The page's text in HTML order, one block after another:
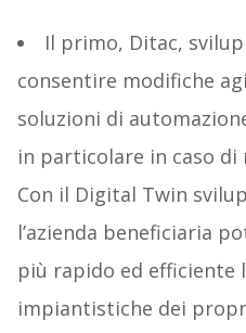
Il primo, Ditac,
consentire modifiche
soluzioni di
in particolare in caso
Con il Digital Twin
l’azienda beneficiaria
più rapido ed efficiente
impiantistiche dei